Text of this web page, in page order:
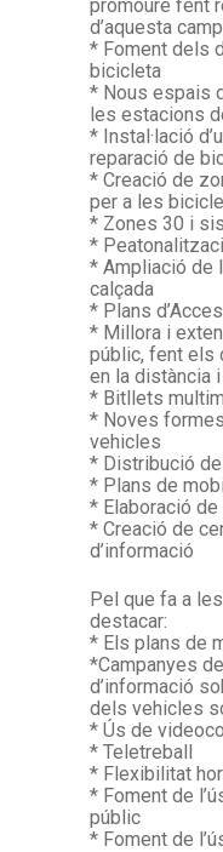
promoure fent
d’aquesta
* Foment dels
bicicleta
* Nous espais
les estacions
* Instal·lació
reparació de
* Creació de
per a les
* Zones 30 i
*
* Ampliació de
calçada
* Plans
* Millora i
públic, fent els
en la distància
* Bitllets
* Noves
vehicles
* Distribució
* Plans de
* Elaboració
* Creació de
d’informació
Pel que fa a
destacar:
* Els plans de
*Campanyes
d’informació
dels vehicles
* Ús de
* Teletreball
* Flexibilitat
* Foment de
públic
* Foment de